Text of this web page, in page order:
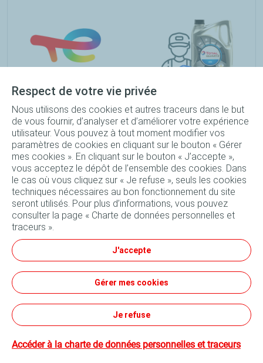
Forfait vidange Quartz 4X4 15W-50 bidon 5L + Filtre à huile
+ Main d'oeuvre
176TND Réserver
Suivez-nous
Conditions générales d'utilisation
Données personnelles et cookies
Conditions générales de vente
©TotalEnergies - 2023
Respect de votre vie privée
Nous utilisons des cookies et autres traceurs dans le but
de vous fournir, d’analyser et d’améliorer votre expérience
utilisateur. Vous pouvez à tout moment modifier vos
paramètres de cookies en cliquant sur le bouton « Gérer
mes cookies ». En cliquant sur le bouton « J’accepte »,
vous acceptez le dépôt de l’ensemble des cookies. Dans
le cas où vous cliquez sur « Je refuse », seuls les cookies
techniques nécessaires au bon fonctionnement du site
seront utilisés. Pour plus d’informations, vous pouvez
consulter la page « Charte de données personnelles et
traceurs ».
J'accepte
Gérer mes cookies
Je refuse
Accéder à la charte de données personnelles et traceurs